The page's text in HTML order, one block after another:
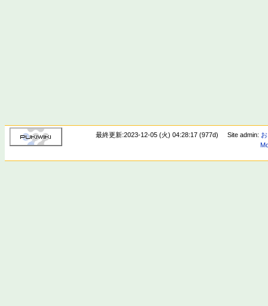
最終更新:2023-12-05 (火) 04:28:17 (977d) Site admin: